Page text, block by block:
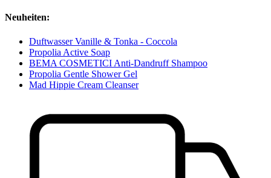
Neuheiten:
Duftwasser Vanille & Tonka - Coccola
Propolia Active Soap
BEMA COSMETICI Anti-Dandruff Shampoo
Propolia Gentle Shower Gel
Mad Hippie Cream Cleanser